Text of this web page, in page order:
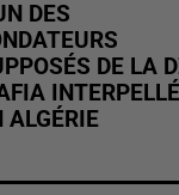
DES
DE LA
INTERPELLÉ
ALGÉRIE